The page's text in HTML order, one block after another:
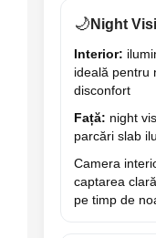
🌙 Night
Interior:
ideală pentru
disconfort
Față: night
parcări slab
Camera
captarea
pe timp de